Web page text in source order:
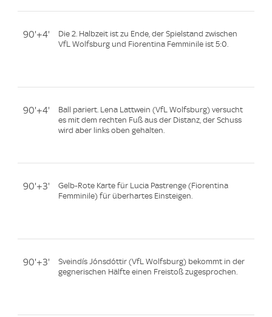
90'+4'
Die 2. Halbzeit ist zu Ende, der Spielstand zwischen
VfL Wolfsburg und Fiorentina Femminile ist 5:0.
90'+4'
Ball pariert. Lena Lattwein (VfL Wolfsburg) versucht
es mit dem rechten Fuß aus der Distanz, der Schuss
wird aber links oben gehalten.
90'+3'
Gelb-Rote Karte für Lucia Pastrenge (Fiorentina
Femminile) für überhartes Einsteigen.
90'+3'
Sveindís Jónsdóttir (VfL Wolfsburg) bekommt in der
gegnerischen Hälfte einen Freistoß zugesprochen.